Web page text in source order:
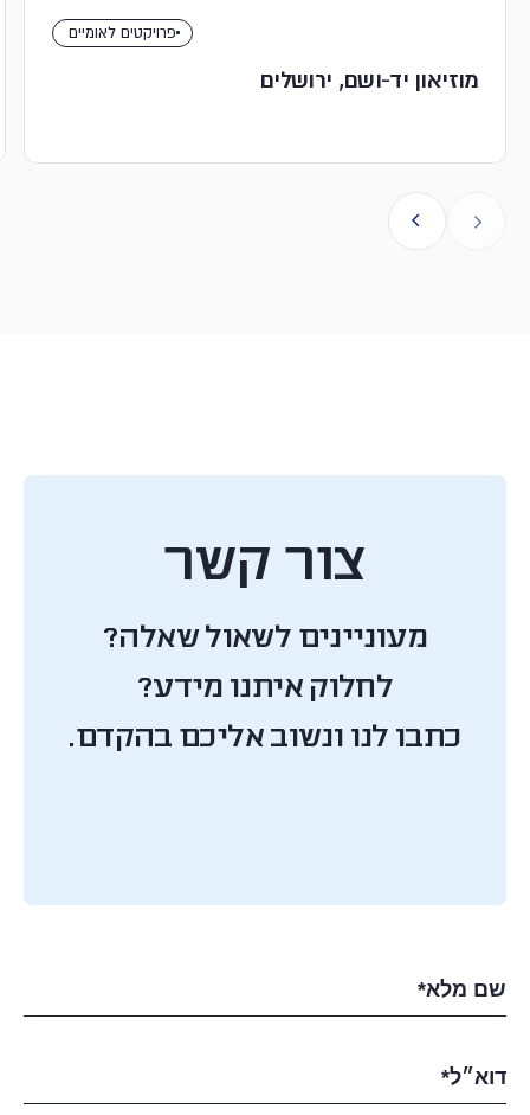
פרויקטים לאומיים
מוזיאון יד-ושם, ירושלים
צור קשר
מעוניינים לשאול שאלה?
לחלוק איתנו מידע?
כתבו לנו ונשוב אליכם בהקדם.